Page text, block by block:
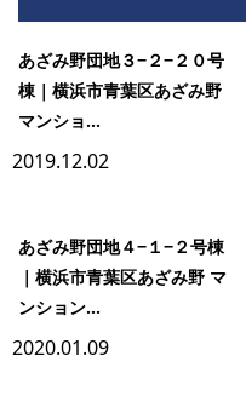
市
ヶ
尾
あざみ野団地３−２−２０号
棟｜横浜市青葉区あざみ野
マンショ...
2019.12.02
あざみ野団地４−１−２号棟
｜横浜市青葉区あざみ野 マ
ンション...
2020.01.09